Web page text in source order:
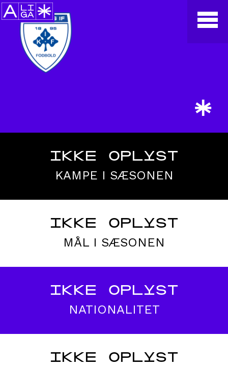
*
IKKE OPLYST
KAMPE I SÆSONEN
IKKE OPLYST
MÅL I SÆSONEN
IKKE OPLYST
NATIONALITET
IKKE OPLYST